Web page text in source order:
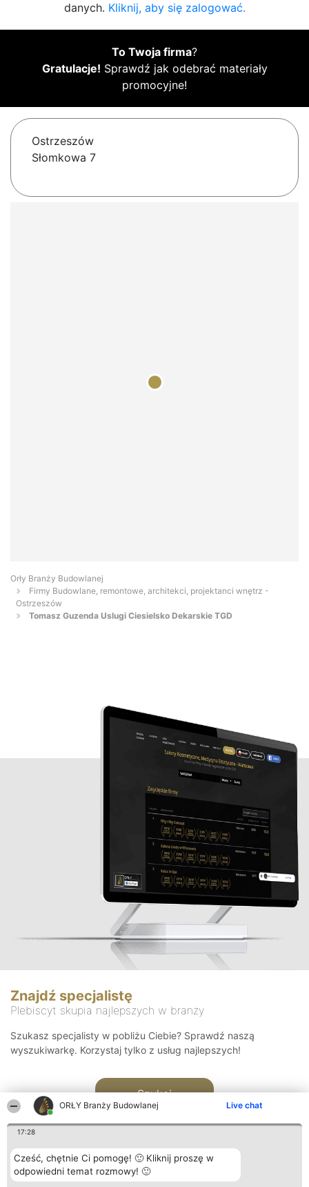
ORŁY Branży Budowlanej Live chat
17:28
Cześć, chętnie Ci pomogę! 🙂 Kliknij proszę w
odpowiedni temat rozmowy! 🙂
danych. Kliknij, aby się zalogować.
To Twoja firma?
Gratulacje! Sprawdź jak odebrać materiały
promocyjne!
Ostrzeszów
Słomkowa 7
Orły Branży Budowlanej
Firmy Budowlane, remontowe, architekci, projektanci wnętrz -
Ostrzeszów
Tomasz Guzenda Uslugi Ciesielsko Dekarskie TGD
Znajdź specjalistę
Plebiscyt skupia najlepszych w branży
Szukasz specjalisty w pobliżu Ciebie? Sprawdź naszą
wyszukiwarkę. Korzystaj tylko z usług najlepszych!
Szukaj